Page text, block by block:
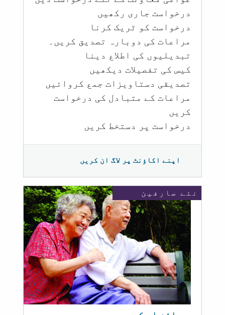
درخواست جاری رکھیں
درخواست کو ٹریک کرنا
مراعات کی دوبارہ تصدیق کریں۔
تبدیلیوں کی اطلاع دینا
کیس کی تفصیلات دیکھیں
تصدیقی دستاویزات جمع کروائیں
مراعات کے متبادل کی درخواست
کریں
درخواست پر دستخط کریں
اپنے اکاؤنٹ پر لاگ ان کریں
نئے صارفین